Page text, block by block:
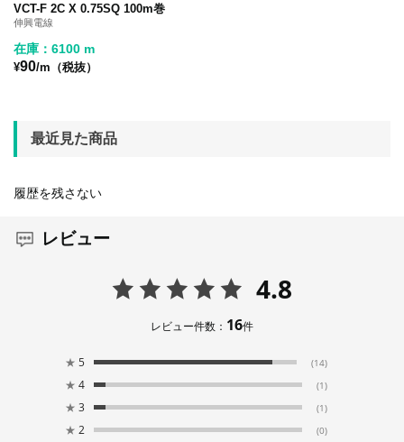
VCT-F 2C X 0.75SQ 100m巻
伸興電線
在庫：6100 m
¥90/m（税抜）
最近見た商品
履歴を残さない
レビュー
4.8
レビュー件数： 16件
★ 5 (14)
★ 4 (1)
★ 3 (1)
★ 2 (0)